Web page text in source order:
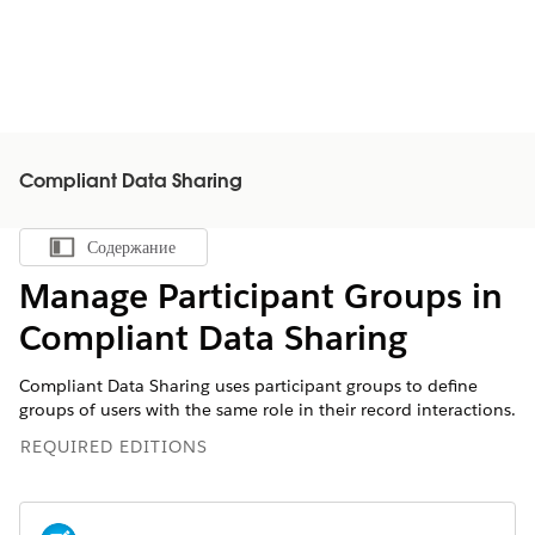
Compliant Data Sharing
Показать содержание
Содержание
Manage Participant Groups in
Compliant Data Sharing
Compliant Data Sharing uses participant groups to define
groups of users with the same role in their record interactions.
REQUIRED EDITIONS